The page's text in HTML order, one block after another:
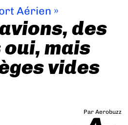
Aérien »
des
mais
vides
Par Aerobuzz